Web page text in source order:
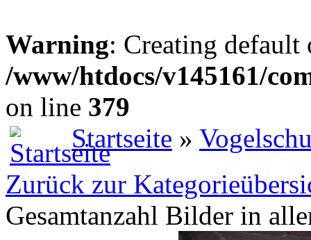
Warning: Creating
/www/htdocs/v145161/
on line 379
Startseite »
Zurück zur
Gesamtanzahl Bilder in